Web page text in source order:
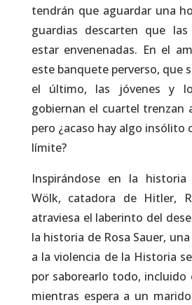
tendrán que aguardar una
guardias descarten que las
estar envenenadas. En el
este banquete perverso, que
el último, las jóvenes y
gobiernan el cuartel trenzan
pero ¿acaso hay algo insólito
límite?
Inspirándose en la
Wölk, catadora de Hitler,
atraviesa el laberinto del
la historia de Rosa Sauer,
a la violencia de la Historia
por saborearlo todo, incluido
mientras espera a un